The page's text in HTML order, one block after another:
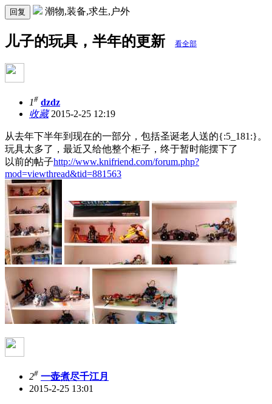
回复 潮物,装备,求生,户外
儿子的玩具，半年的更新 看全部
1# dzdz
收藏2015-2-25 12:19
从去年下半年到现在的一部分，包括圣诞老人送的{:5_181:}。
玩具太多了，最近又给他整个柜子，终于暂时能摆下了
以前的帖子http://www.knifriend.com/forum.php?
mod=viewthread&tid=881563
2# 一壶煮尽千江月
2015-2-25 13:01